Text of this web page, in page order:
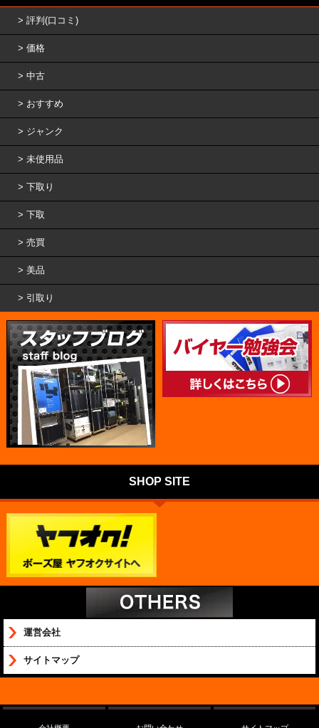
評判(口コミ)
価格
中古
おすすめ
ジャンク
未使用品
下取り
下取
売買
美品
引取り
SHOP SITE
運営会社
サイトマップ